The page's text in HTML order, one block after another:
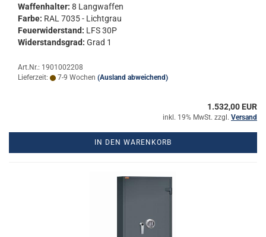
Waf­fen­hal­ter: 8 Lang­waf­fen
Farbe: RAL 7035 - Licht­grau
Feu­er­wi­der­stand: LFS 30P
Wi­der­stands­grad: Grad 1
Art.Nr.: 1901002208
Lieferzeit:
7-9 Wochen (Ausland abweichend)
1.532,00 EUR
inkl. 19% MwSt. zzgl. Versand
IN DEN WARENKORB